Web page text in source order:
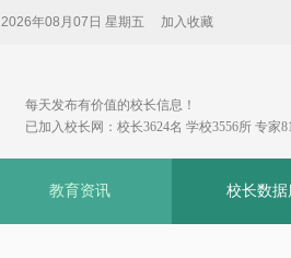
2026年08月07日 星期五 加入收藏
每天发布有价值的校长信息！
已加入校长网：校长3624名 学校3556所 专家
教育资讯 校长数据